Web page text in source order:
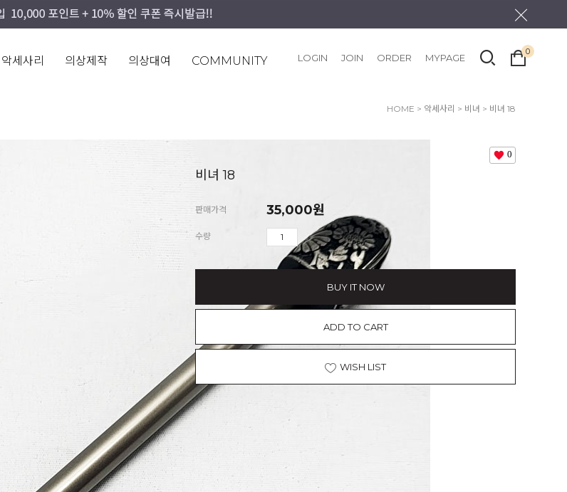
악세사리 의상제작 의상대여 COMMUNITY LOGIN JOIN ORDER MYPAGE
0
HOME > 악세사리 > 비녀 > 비녀 18
0
비녀 18
판매가격 35,000원
수량
BUY IT NOW
ADD TO CART
WISH LIST